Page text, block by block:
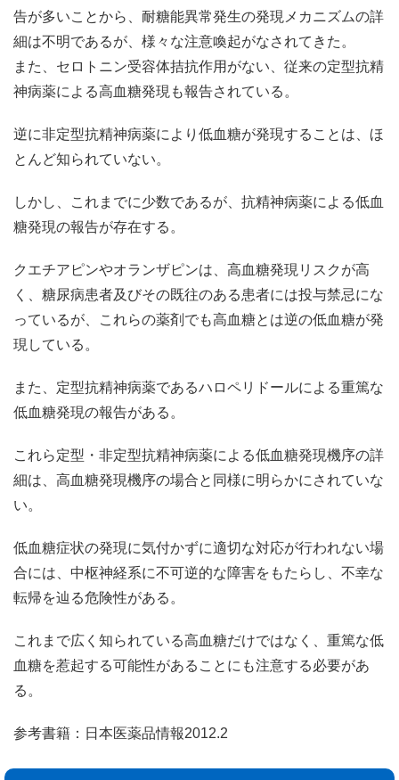
告が多いことから、耐糖能異常発生の発現メカニズムの詳
細は不明であるが、様々な注意喚起がなされてきた。
また、セロトニン受容体拮抗作用がない、従来の定型抗精
神病薬による高血糖発現も報告されている。
逆に非定型抗精神病薬により低血糖が発現することは、ほ
とんど知られていない。
しかし、これまでに少数であるが、抗精神病薬による低血
糖発現の報告が存在する。
クエチアピンやオランザピンは、高血糖発現リスクが高
く、糖尿病患者及びその既往のある患者には投与禁忌にな
っているが、これらの薬剤でも高血糖とは逆の低血糖が発
現している。
また、定型抗精神病薬であるハロペリドールによる重篤な
低血糖発現の報告がある。
これら定型・非定型抗精神病薬による低血糖発現機序の詳
細は、高血糖発現機序の場合と同様に明らかにされていな
い。
低血糖症状の発現に気付かずに適切な対応が行われない場
合には、中枢神経系に不可逆的な障害をもたらし、不幸な
転帰を辿る危険性がある。
これまで広く知られている高血糖だけではなく、重篤な低
血糖を惹起する可能性があることにも注意する必要があ
る。
参考書籍：日本医薬品情報2012.2